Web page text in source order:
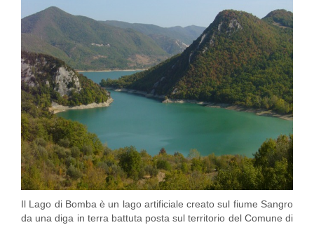
Il Lago di Bomba è un lago artificiale creato sul fiume Sangro
da una diga in terra battuta posta sul territorio del Comune di